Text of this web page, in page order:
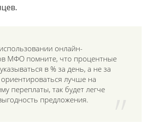
онлайн-
МФО помните, что процентные
в % за день, а не за
лучше на
переплаты, так будет легче
предложения.